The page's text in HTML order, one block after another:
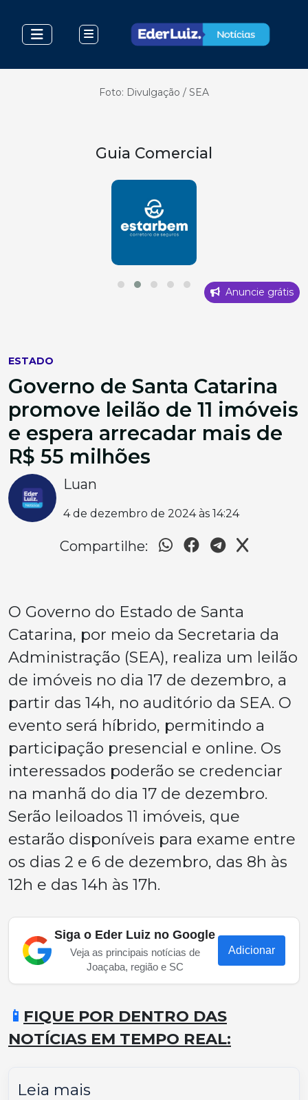
Foto: Divulgação / SEA
Guia Comercial
Anuncie grátis
ESTADO
Governo de Santa Catarina
promove leilão de 11 imóveis
e espera arrecadar mais de
R$ 55 milhões
Luan
4 de dezembro de 2024 às 14:24
Compartilhe:
O Governo do Estado de Santa
Catarina, por meio da Secretaria da
Administração (SEA), realiza um leilão
de imóveis no dia 17 de dezembro, a
partir das 14h, no auditório da SEA. O
evento será híbrido, permitindo a
participação presencial e online. Os
interessados poderão se credenciar
na manhã do dia 17 de dezembro.
Serão leiloados 11 imóveis, que
estarão disponíveis para exame entre
os dias 2 e 6 de dezembro, das 8h às
12h e das 14h às 17h.
Siga o Eder Luiz no Google
Veja as principais notícias de
Joaçaba, região e SC
Adicionar
📱 FIQUE POR DENTRO DAS
NOTÍCIAS EM TEMPO REAL:
Leia mais